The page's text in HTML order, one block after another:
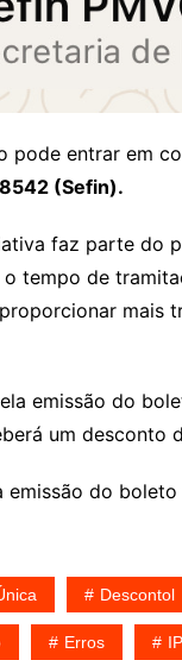
pode entrar em
(Sefin).
faz parte do
tempo de
mais
emissão do
um desconto
emissão do
Descontol
Erros